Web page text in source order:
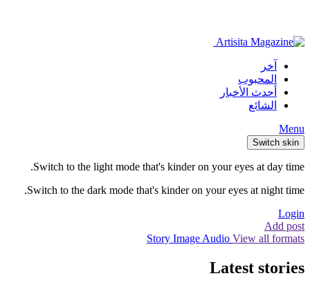
آخر
المحبوب
أحدث الأخبار
الشائع
Menu
Switch skin
Switch to the light mode that's kinder on your eyes at day time.
Switch to the dark mode that's kinder on your eyes at night time.
Login
Add post
Story Image Audio View all formats
Latest stories